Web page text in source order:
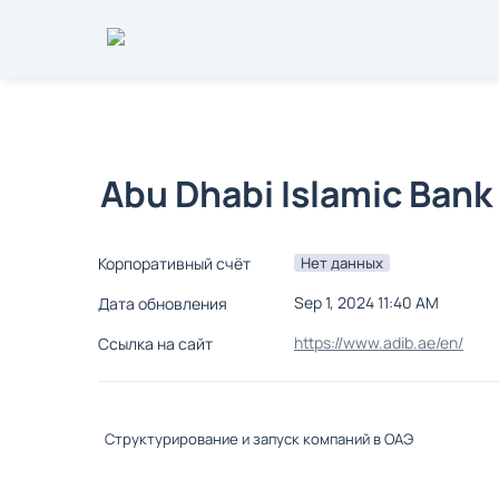
Abu Dhabi Islamic
Корпоративный счёт Нет данных
Дата обновления
Sep 1, 2024 11:40 AM
Ссылка на сайт
https://www.adib.ae/en/
Структурирование и запуск компаний в ОАЭ